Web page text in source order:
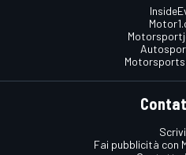
Fai pubblicità con